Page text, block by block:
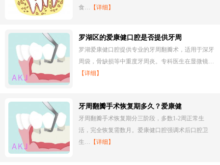
食… 【详细】
罗湖区的爱康健口腔是否提供牙周
罗湖爱康健口腔提供专业的牙周翻瓣术，适用于深牙
周袋，骨缺损等中重度牙周炎。专科医生在显微镜…
【详细】
牙周翻瓣手术恢复期多久？爱康健
牙周翻瓣手术恢复期分三阶段，多数1-2周正常生
活，完全恢复需数月。爱康健口腔强调术后口腔卫
生…
【详细】